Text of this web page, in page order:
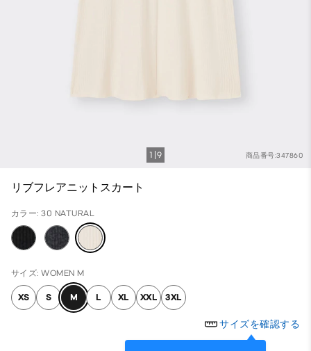
商品番号:347860
1 9
リブフレアニットスカート
カラー: 30 NATURAL
サイズ: WOMEN M
XS S M L XL XXL 3XL
サイズを確認する